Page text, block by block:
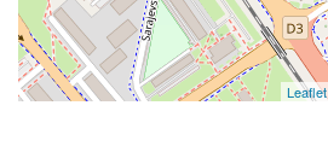
Leaflet